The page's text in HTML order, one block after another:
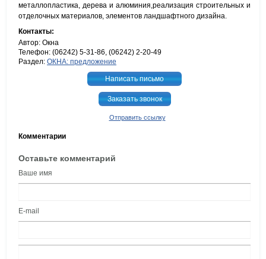
металлопластика, дерева и алюминия,реализация строительных и
отделочных материалов, элементов ландшафтного дизайна.
Контакты:
Автор: Окна
Телефон: (06242) 5-31-86, (06242) 2-20-49
Раздел: ОКНА: предложение
Написать письмо
Заказать звонок
Отправить ссылку
Комментарии
Оставьте комментарий
Ваше имя
E-mail